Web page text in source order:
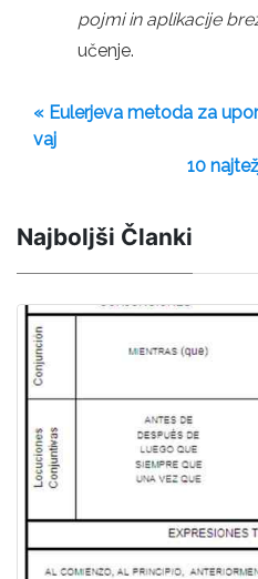
pojmi in aplikacije
učenje.
« Eulerjeva metoda za
vaj
10
Najboljši Članki